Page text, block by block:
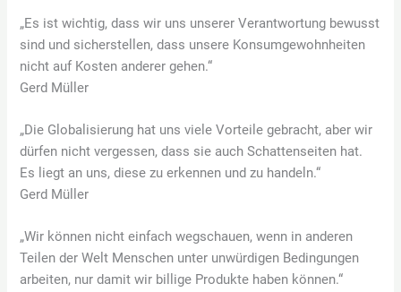
„Es ist wichtig, dass wir uns unserer Verantwortung bewusst
sind und sicherstellen, dass unsere Konsumgewohnheiten
nicht auf Kosten anderer gehen.“
Gerd Müller
„Die Globalisierung hat uns viele Vorteile gebracht, aber wir
dürfen nicht vergessen, dass sie auch Schattenseiten hat.
Es liegt an uns, diese zu erkennen und zu handeln.“
Gerd Müller
„Wir können nicht einfach wegschauen, wenn in anderen
Teilen der Welt Menschen unter unwürdigen Bedingungen
arbeiten, nur damit wir billige Produkte haben können.“